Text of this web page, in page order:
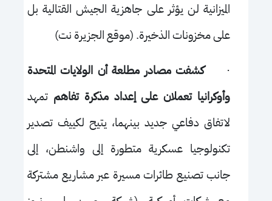
الميزانية لن يؤثر على جاهزية الجيش القتالية بل
على مخزونات الذخيرة. (موقع الجزيرة نت)
·كشفت مصادر مطلعة أن الولايات المتحدة
وأوكرانيا تعملان على إعداد مذكرة تفاهم تمهد
لاتفاق دفاعي جديد بينهما، يتيح لكييف تصدير
تكنولوجيا عسكرية متطورة إلى واشنطن، إلى
جانب تصنيع طائرات مسيرة عبر مشاريع مشتركة